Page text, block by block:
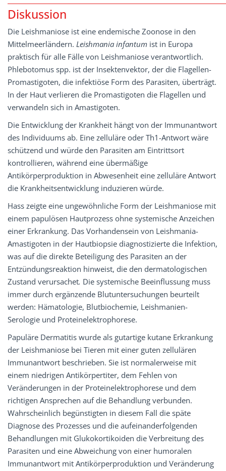
Diskussion
Die Leishmaniose ist eine endemische Zoonose in den
Mittelmeerländern. Leishmania infantum ist in Europa
praktisch für alle Fälle von Leishmaniose verantwortlich.
Phlebotomus spp. ist der Insektenvektor, der die Flagellen-
Promastigoten, die infektiöse Form des Parasiten, überträgt.
In der Haut verlieren die Promastigoten die Flagellen und
verwandeln sich in Amastigoten.
Die Entwicklung der Krankheit hängt von der Immunantwort
des Individuums ab. Eine zelluläre oder Th1-Antwort wäre
schützend und würde den Parasiten am Eintrittsort
kontrollieren, während eine übermäßige
Antikörperproduktion in Abwesenheit eine zelluläre Antwort
die Krankheitsentwicklung induzieren würde.
Hass zeigte eine ungewöhnliche Form der Leishmaniose mit
einem papulösen Hautprozess ohne systemische Anzeichen
einer Erkrankung. Das Vorhandensein von Leishmania-
Amastigoten in der Hautbiopsie diagnostizierte die Infektion,
was auf die direkte Beteiligung des Parasiten an der
Entzündungsreaktion hinweist, die den dermatologischen
Zustand verursachet. Die systemische Beeinflussung muss
immer durch ergänzende Blutuntersuchungen beurteilt
werden: Hämatologie, Blutbiochemie, Leishmanien-
Serologie und Proteinelektrophorese.
Papuläre Dermatitis wurde als gutartige kutane Erkrankung
der Leishmaniose bei Tieren mit einer guten zellulären
Immunantwort beschrieben. Sie ist normalerweise mit
einem niedrigen Antikörpertiter, dem Fehlen von
Veränderungen in der Proteinelektrophorese und dem
richtigen Ansprechen auf die Behandlung verbunden.
Wahrscheinlich begünstigten in diesem Fall die späte
Diagnose des Prozesses und die aufeinanderfolgenden
Behandlungen mit Glukokortikoiden die Verbreitung des
Parasiten und eine Abweichung von einer humoralen
Immunantwort mit Antikörperproduktion und Veränderung